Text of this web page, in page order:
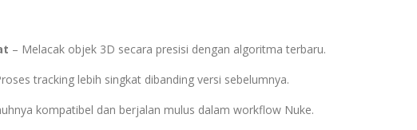
– Melacak objek 3D secara presisi dengan algoritma terbaru.
tracking lebih singkat dibanding versi sebelumnya.
kompatibel dan berjalan mulus dalam workflow Nuke.